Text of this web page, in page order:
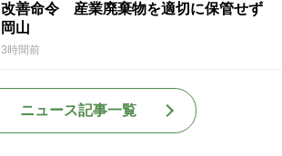
改善命令 産業廃棄物を適切に保管せず
岡山
3時間前
ニュース記事一覧